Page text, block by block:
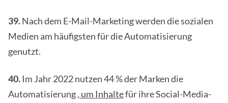
39.Nach dem E-Mail-Marketing werden die sozialen
Medien am häufigsten für die Automatisierung
genutzt.
40. Im Jahr 2022 nutzen 44 % der Marken die
Automatisierung, um Inhaltefür ihre Social-Media-